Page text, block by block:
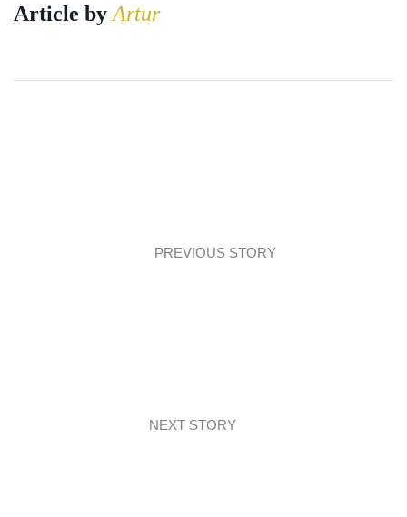
Article by Artur
PREVIOUS STORY
NEXT STORY